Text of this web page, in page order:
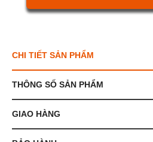
CHI TIẾT SẢN PHẨM
THÔNG SỐ SẢN PHẨM
GIAO HÀNG